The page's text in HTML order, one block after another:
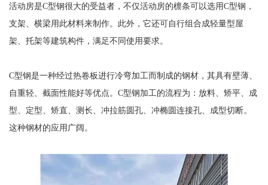
活动房是C型钢很大的受益者，不仅活动房的檩条可以选用C型钢，
支架、横梁用此材料来制作。此外，它还可自行组合成轻量型屋
架、托架等建筑构件，满足不同使用要求。
C型钢是一种经过热卷板进行冷弯加工而制成的钢材，其具有壁薄、
自重轻、截面性能好等优点。C型钢加工的流程为：放料、矫平、成
型、定型、矫直、测长、冲拉筋圆孔、冲椭圆连接孔、成型切断。
这种钢材的应用广阔。